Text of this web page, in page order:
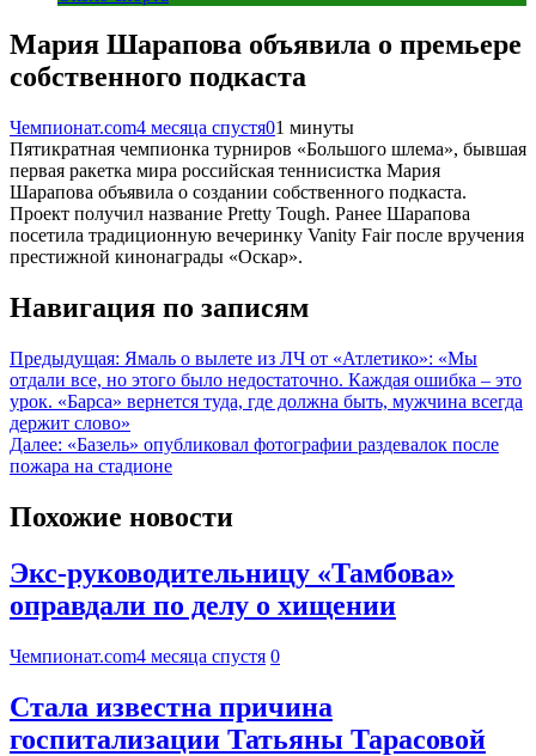
Мария Шарапова объявила о премьере
собственного подкаста
Чемпионат.com4 месяца спустя01 минуты
Пятикратная чемпионка турниров «Большого шлема», бывшая
первая ракетка мира российская теннисистка Мария
Шарапова объявила о создании собственного подкаста.
Проект получил название Pretty Tough. Ранее Шарапова
посетила традиционную вечеринку Vanity Fair после вручения
престижной кинонаграды «Оскар».
Навигация по записям
Предыдущая: Ямаль о вылете из ЛЧ от «Атлетико»: «Мы
отдали все, но этого было недостаточно. Каждая ошибка – это
урок. «Барса» вернется туда, где должна быть, мужчина всегда
держит слово»
Далее: «Базель» опубликовал фотографии раздевалок после
пожара на стадионе
Похожие новости
Экс-руководительницу «Тамбова»
оправдали по делу о хищении
Чемпионат.com4 месяца спустя 0
Стала известна причина
госпитализации Татьяны Тарасовой